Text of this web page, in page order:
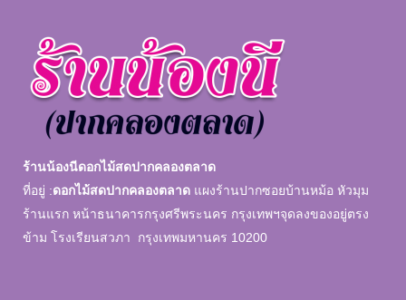
ร้านน้องนีดอกไม้สดปากคลองตลาด
ที่อยู่ :ดอกไม้สดปากคลองตลาด แผงร้านปากซอยบ้านหม้อ หัวมุม
ร้านแรก หน้าธนาคารกรุงศรีพระนคร กรุงเทพฯจุดลงของอยู่ตรง
ข้าม โรงเรียนสวภา กรุงเทพมหานคร 10200